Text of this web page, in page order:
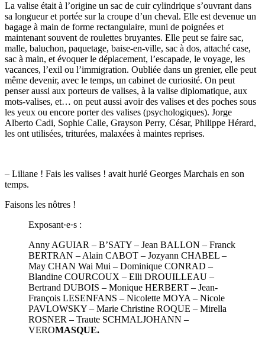
La valise était à l’origine un sac de cuir cylindrique s’ouvrant dans
sa longueur et portée sur la croupe d’un cheval. Elle est devenue un
bagage à main de forme rectangulaire, muni de poignées et
maintenant souvent de roulettes bruyantes. Elle peut se faire sac,
malle, baluchon, paquetage, baise-en-ville, sac à dos, attaché case,
sac à main, et évoquer le déplacement, l’escapade, le voyage, les
vacances, l’exil ou l’immigration. Oubliée dans un grenier, elle peut
même devenir, avec le temps, un cabinet de curiosité. On peut
penser aussi aux porteurs de valises, à la valise diplomatique, aux
mots-valises, et… on peut aussi avoir des valises et des poches sous
les yeux ou encore porter des valises (psychologiques). Jorge
Alberto Cadi, Sophie Calle, Grayson Perry, César, Philippe Hérard,
les ont utilisées, triturées, malaxées à maintes reprises.
– Liliane ! Fais les valises ! avait hurlé Georges Marchais en son
temps.
Faisons les nôtres !
Exposant·e·s :
Anny AGUIAR – B’SATY – Jean BALLON – Franck
BERTRAN – Alain CABOT – Jozyann CHABEL –
May CHAN Wai Mui – Dominique CONRAD –
Blandine COURCOUX – Elli DROUILLEAU –
Bertrand DUBOIS – Monique HERBERT – Jean-
François LESENFANS – Nicolette MOYA – Nicole
PAVLOWSKY – Marie Christine ROQUE – Mirella
ROSNER – Traute SCHMALJOHANN –
VEROMASQUE.